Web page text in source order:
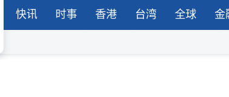
快讯 时事 香港 台湾 全球 金